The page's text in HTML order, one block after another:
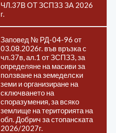
ЧЛ.37В ОТ ЗСПЗЗ ЗА 2026
г.
Заповед № РД-04-96 от
03.08.2026г. във връзка с
чл.37в, ал.1 от ЗСПЗЗ, за
определяне на масиви за
ползване на земеделски
земи и организиране на
сключването на
споразумения, за всяко
землище на територията на
обл. Добрич за стопанската
2026/2027г.